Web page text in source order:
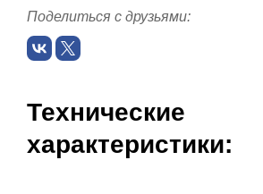
Поделиться с друзьями:
Технические
характеристики: